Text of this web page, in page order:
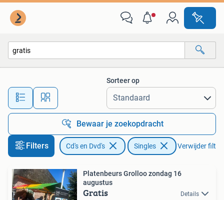
Alle afstanden…
Sorteer op
Bewaar je zoekopdracht
Filters Cd's en Dvd's Singles Verwijder
Platenbeurs Grolloo zondag 16
augustus
Gratis Details